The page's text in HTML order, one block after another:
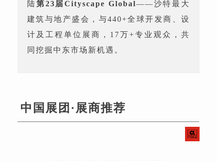
陆第23届Cityscape Global——沙特最大
建筑与地产盛会，与440+全球开发商、设
计及工程单位展商，17万+专业观众，共
同挖掘中东市场新机遇。
中国展团·展商推荐